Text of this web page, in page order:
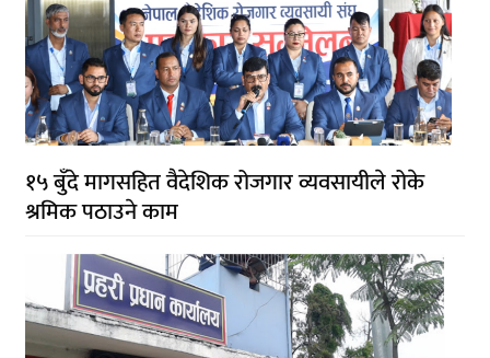
१५ बुँदे मागसहित वैदेशिक रोजगार व्यवसायीले रोके
श्रमिक पठाउने काम